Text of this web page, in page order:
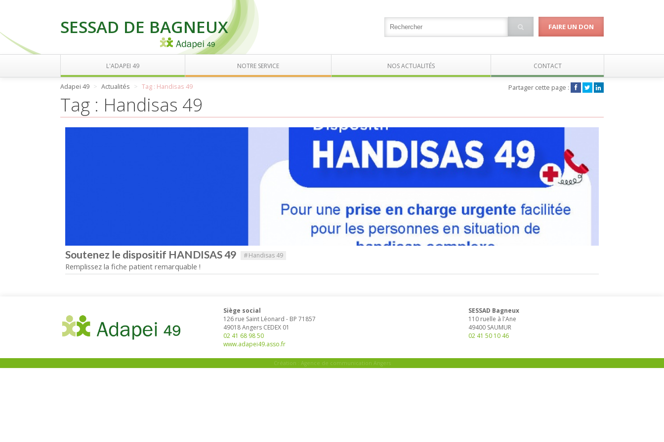
SESSAD DE BAGNEUX FAIRE UN DON
L'ADAPEI 49 NOTRE SERVICE NOS ACTUALITÉS CONTACT
Adapei 49 Actualités Tag : Handisas 49 Partager cette page :
Tag : Handisas 49
Soutenez le dispositif HANDISAS 49 #Handisas 49
Remplissez la fiche patient remarquable !
Siège social
126 rue Saint Léonard - BP 71857
49018Angers CEDEX 01
02 41 68 98 50
www.adapei49.asso.fr
SESSAD Bagneux
110 ruelle à l'Ane
49400 SAUMUR
02 41 50 10 46
Création : Agence de communication Angers